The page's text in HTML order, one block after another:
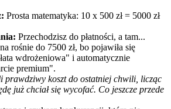
Prosta matematyka: 10 x 500 zł = 5000 zł
Przechodzisz do płatności, a tam...
rośnie do 7500 zł, bo pojawiła się
wdrożeniowa" i automatycznie
premium".
prawdziwy koszt do ostatniej chwili, licząc
już chciał się wycofać. Co jeszcze przede